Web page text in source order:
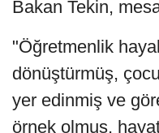
Bakan Tekin,
"Öğretmenlik
dönüştürmüş,
yer edinmiş ve
örnek olmuş,